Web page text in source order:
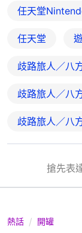
任天堂
任天堂
歧路旅人／八
歧路旅人／八
歧路旅人／八
搶先表
熱話 開罐